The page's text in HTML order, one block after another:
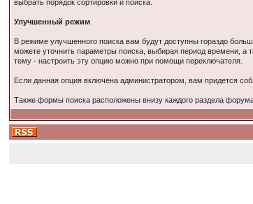
выбрать порядок сортировки и поиска.
Улучшенный режим
В режиме улучшенного поиска вам будут доступны гораздо
можете уточнить параметры поиска, выбирая период времени, а
тему - настроить эту опцию можно при помощи переключателя.
Если данная опция включена администратором, вам придется
Также формы поиска расположены внизу каждого раздела